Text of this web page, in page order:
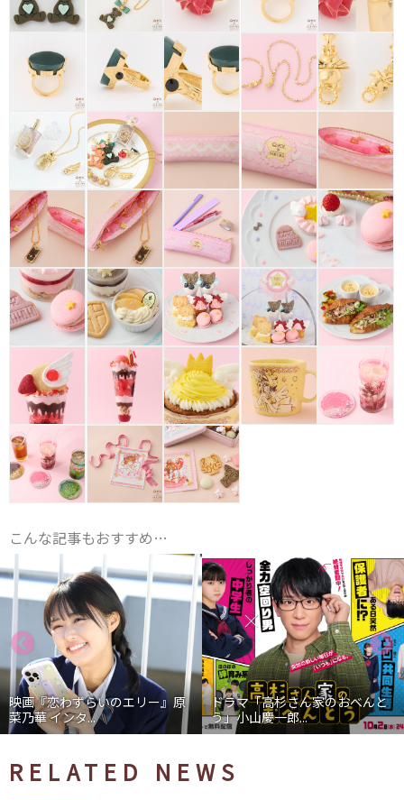
こんな記事もおすすめ…
映画『恋わずらいのエリー』原
菜乃華 インタ...
ドラマ「高杉さん家のおべんと
う」小山慶一郎...
RELATED NEWS